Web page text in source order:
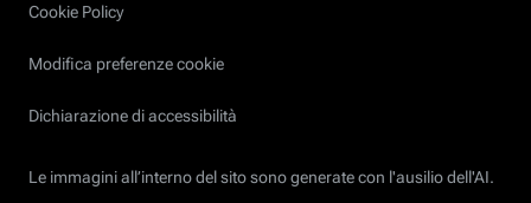
Cookie Policy
Modifica preferenze cookie
Dichiarazione di accessibilità
Le immagini all’interno del sito sono generate con l'ausilio dell'AI.